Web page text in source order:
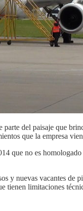
del paisaje que
que la empresa
que no es
y nuevas vacantes
limitaciones